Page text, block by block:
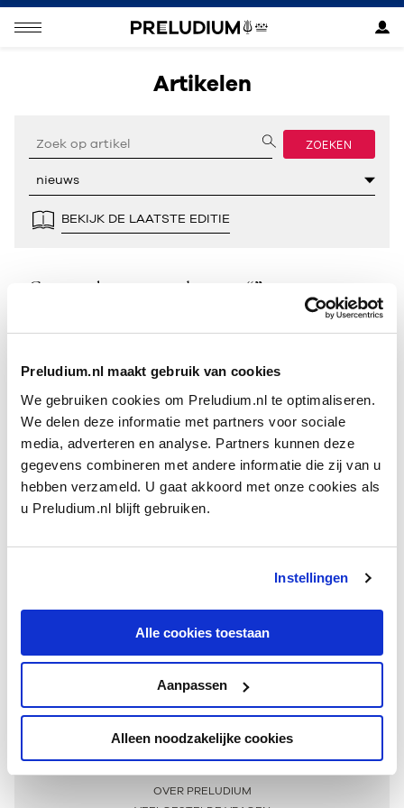
Preludium.nl maakt gebruik van cookies
We gebruiken cookies om Preludium.nl te optimaliseren.
We delen deze informatie met partners voor sociale
media, adverteren en analyse. Partners kunnen deze
gegevens combineren met andere informatie die zij van u
hebben verzameld. U gaat akkoord met onze cookies als
u Preludium.nl blijft gebruiken.
Instellingen
Alle cookies toestaan
Aanpassen
Alleen noodzakelijke cookies
Artikelen
ZOEKEN
BEKIJK DE LAATSTE EDITIE
Geen resultaten gevonden voor “”.
Meer informatie
OVER PRELUDIUM